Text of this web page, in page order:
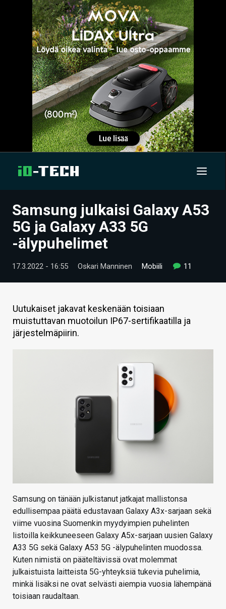
UUTISET
ARTIKKELIT
VIDEOT
TECHBBS
TIETOA
HINTA.FI
Samsung julkaisi Galaxy A53
5G ja Galaxy A33 5G
-älypuhelimet
17.3.2022 - 16:55 Oskari Manninen Mobiili 11
Uutukaiset jakavat keskenään toisiaan
muistuttavan muotoilun IP67-sertifikaatilla ja
järjestelmäpiirin.
Samsung on tänään julkistanut jatkajat mallistonsa
edullisempaa päätä edustavaan Galaxy A3x-sarjaan sekä
viime vuosina Suomenkin myydyimpien puhelinten
listoilla keikkuneeseen Galaxy A5x-sarjaan uusien Galaxy
A33 5G sekä Galaxy A53 5G -älypuhelinten muodossa.
Kuten nimistä on pääteltävissä ovat molemmat
julkaistuista laitteista 5G-yhteyksiä tukevia puhelimia,
minkä lisäksi ne ovat selvästi aiempia vuosia lähempänä
toisiaan raudaltaan.